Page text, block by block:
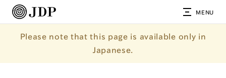
MENU
Please note that this page is available only in
Japanese.